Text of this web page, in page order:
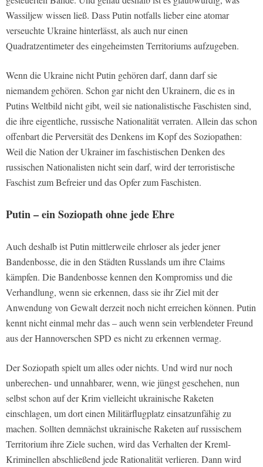
Wassiljew wissen ließ. Dass Putin notfalls lieber eine atomar
verseuchte Ukraine hinterlässt, als auch nur einen
Quadratzentimeter des eingeheimsten Territoriums aufzugeben.
Wenn die Ukraine nicht Putin gehören darf, dann darf sie
niemandem gehören. Schon gar nicht den Ukrainern, die es in
Putins Weltbild nicht gibt, weil sie nationalistische Faschisten sind,
die ihre eigentliche, russische Nationalität verraten. Allein das schon
offenbart die Perversität des Denkens im Kopf des Soziopathen:
Weil die Nation der Ukrainer im faschistischen Denken des
russischen Nationalisten nicht sein darf, wird der terroristische
Faschist zum Befreier und das Opfer zum Faschisten.
Putin – ein Soziopath ohne jede Ehre
Auch deshalb ist Putin mittlerweile ehrloser als jeder jener
Bandenbosse, die in den Städten Russlands um ihre Claims
kämpfen. Die Bandenbosse kennen den Kompromiss und die
Verhandlung, wenn sie erkennen, dass sie ihr Ziel mit der
Anwendung von Gewalt derzeit noch nicht erreichen können. Putin
kennt nicht einmal mehr das – auch wenn sein verblendeter Freund
aus der Hannoverschen SPD es nicht zu erkennen vermag.
Der Soziopath spielt um alles oder nichts. Und wird nur noch
unberechen- und unnahbarer, wenn, wie jüngst geschehen, nun
selbst schon auf der Krim vielleicht ukrainische Raketen
einschlagen, um dort einen Militärflugplatz einsatzunfähig zu
machen. Sollten demnächst ukrainische Raketen auf russischem
Territorium ihre Ziele suchen, wird das Verhalten der Kreml-
Kriminellen abschließend jede Rationalität verlieren. Dann wird